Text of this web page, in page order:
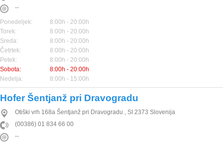
--
Ponedeljek:
8:00h - 20:00h
Torek:
8:00h - 20:00h
Sreda:
8:00h - 20:00h
Četrtek:
8:00h - 20:00h
Petek:
8:00h - 20:00h
Sobota:
8:00h - 20:00h
Nedelja:
8:00h - 15:00h
Hofer Šentjanž pri Dravogradu
Otiški vrh 168a Šentjanž pri Dravogradu , SI 2373 Slovenija
(00386) 01 834 66 00
--